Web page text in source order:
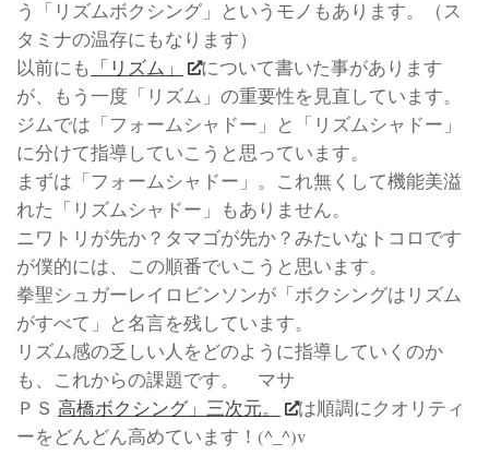
う「リズムボクシング」というモノもあります。（ス
タミナの温存にもなります）
以前にも 「リズム」
について書いた事があります
が、もう一度「リズム」の重要性を見直しています。
ジムでは「フォームシャドー」と「リズムシャドー」
に分けて指導していこうと思っています。
まずは「フォームシャドー」。これ無くして機能美溢
れた「リズムシャドー」もありません。
ニワトリが先か？タマゴが先か？みたいなトコロです
が僕的には、この順番でいこうと思います。
拳聖シュガーレイロビンソンが「ボクシングはリズム
がすべて」と名言を残しています。
リズム感の乏しい人をどのように指導していくのか
も、これからの課題です。 マサ
ＰＳ 高橋ボクシング」三次元。
は順調にクオリティ
ーをどんどん高めています！(^_^)v